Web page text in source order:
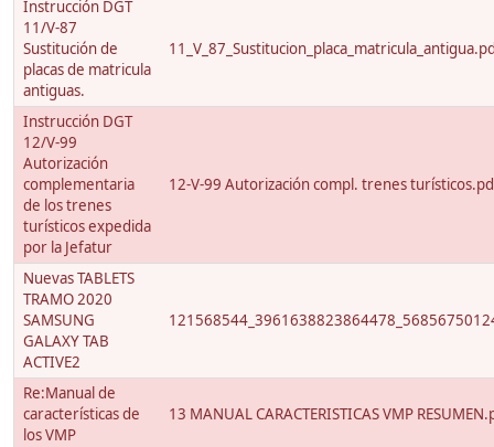
Instrucción DGT
11/V-87
Sustitución de
placas de matricula
antiguas.
Instrucción DGT
12/V-99
Autorización
complementaria
de los trenes
turísticos expedida
por la Jefatur
12-V-99 Autorización compl. trenes
Nuevas TABLETS
TRAMO 2020
SAMSUNG
GALAXY TAB
ACTIVE2
Re:Manual de
características de
los VMP
13 MANUAL CARACTERISTICAS VMP